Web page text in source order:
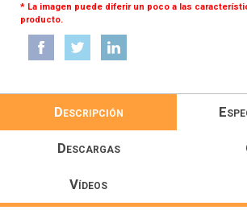
* La imagen puede diferir un poco a las
producto.
Descripción
Descargas
Vídeos